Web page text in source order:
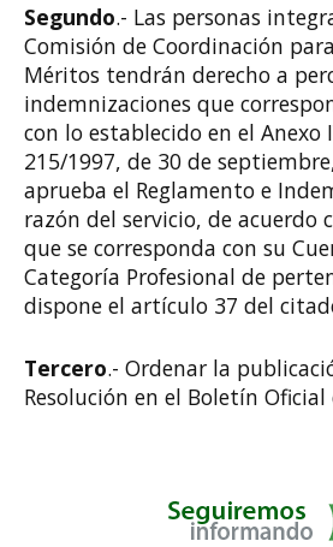
Segundo.- Las personas
Comisión de Coordinación
Méritos tendrán derecho a
indemnizaciones que
con lo establecido en el Anexo
215/1997, de 30 de
aprueba el Reglamento e
razón del servicio, de acuerdo
que se corresponda con su
Categoría Profesional de
dispone el artículo 37 del
Tercero.- Ordenar la
Resolución en el Boletín Oficial